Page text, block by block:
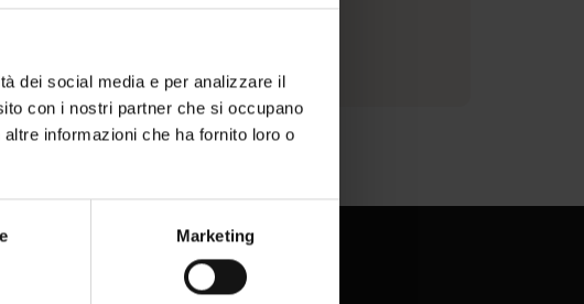
dei social media e per analizzare il
con i nostri partner che si occupano
informazioni che ha fornito loro o
Marketing